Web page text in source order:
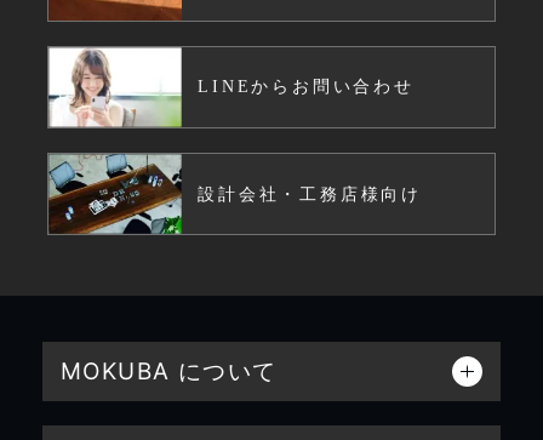
LINEからお問い合わせ
設計会社・工務店様向け
MOKUBA について